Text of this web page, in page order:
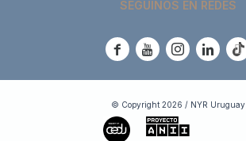
SEGUINOS EN REDES
    
© Copyright 2026 / NYR Uruguay